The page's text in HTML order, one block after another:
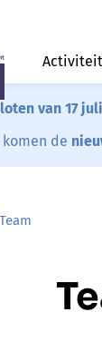
van 17
komen de
Team